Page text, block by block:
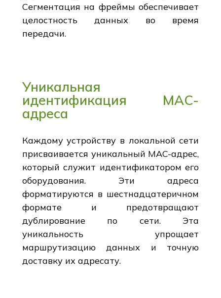
Сегментация на фреймы обеспечивает
целостность данных во время
передачи.
Уникальная
идентификация MAC-
адреса
Каждому устройству в локальной сети
присваивается уникальный MAC-адрес,
который служит идентификатором его
оборудования. Эти адреса
форматируются в шестнадцатеричном
формате и предотвращают
дублирование по сети. Эта
уникальность упрощает
маршрутизацию данных и точную
доставку их адресату.